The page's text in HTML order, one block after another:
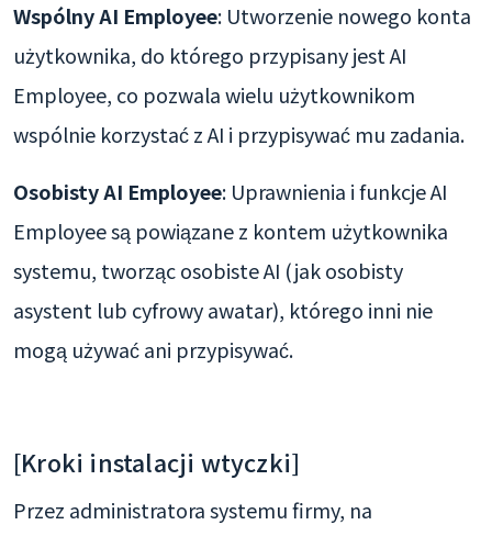
Wspólny AI Employee: Utworzenie nowego konta
użytkownika, do którego przypisany jest AI
Employee, co pozwala wielu użytkownikom
wspólnie korzystać z AI i przypisywać mu zadania.
Osobisty AI Employee: Uprawnienia i funkcje AI
Employee są powiązane z kontem użytkownika
systemu, tworząc osobiste AI (jak osobisty
asystent lub cyfrowy awatar), którego inni nie
mogą używać ani przypisywać.
[Kroki instalacji wtyczki]
Przez administratora systemu firmy, na